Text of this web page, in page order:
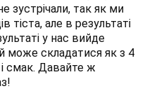
зустрічали, так як ми
тіста, але в результаті
у нас вийде
може складатися як з 4
і смак. Давайте ж